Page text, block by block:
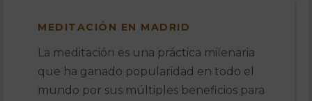
MEDITACIÓN EN MADRID
La meditación es una práctica milenaria
que ha ganado popularidad en todo el
mundo por sus múltiples beneficios para